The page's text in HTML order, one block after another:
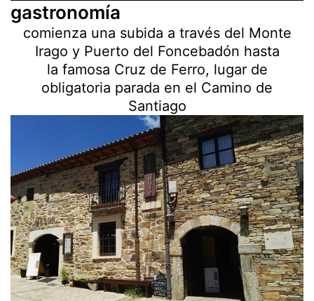
gastronomía
comienza una subida a través del Monte
Irago y Puerto del Foncebadón hasta
la famosa Cruz de Ferro, lugar de
obligatoria parada en el Camino de
Santiago